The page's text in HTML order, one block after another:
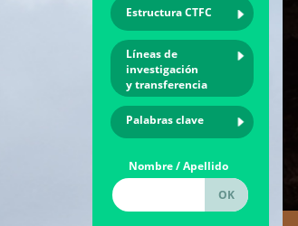
Estructura CTFC
Líneas de
investigación
y transferencia
Palabras clave
Nombre / Apellido